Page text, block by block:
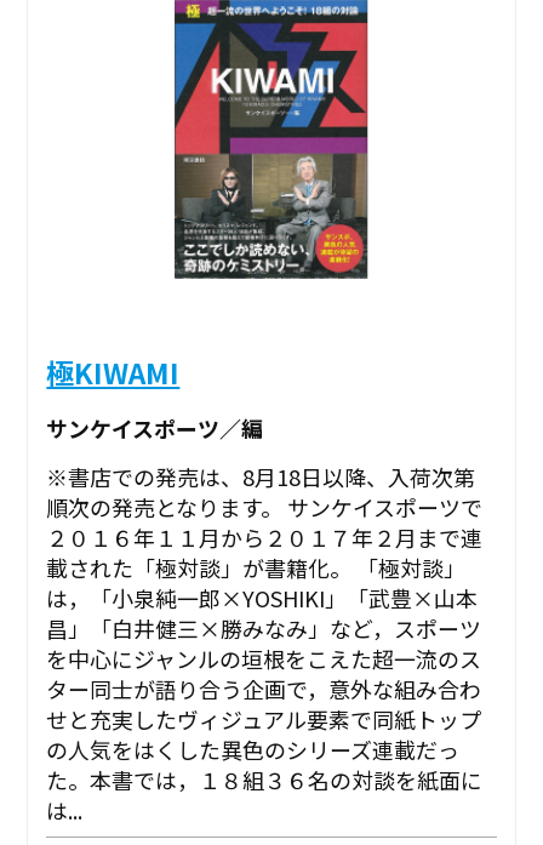
極KIWAMI
サンケイスポーツ／編
※書店での発売は、8月18日以降、入荷次第
順次の発売となります。 サンケイスポーツで
２０１６年１１月から２０１７年２月まで連
載された「極対談」が書籍化。 「極対談」
は，「小泉純一郎×YOSHIKI」「武豊×山本
昌」「白井健三×勝みなみ」など，スポーツ
を中心にジャンルの垣根をこえた超一流のス
ター同士が語り合う企画で，意外な組み合わ
せと充実したヴィジュアル要素で同紙トップ
の人気をはくした異色のシリーズ連載だっ
た。本書では，１８組３６名の対談を紙面に
は...